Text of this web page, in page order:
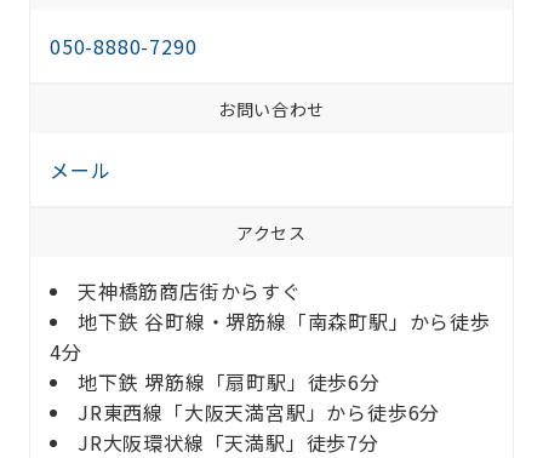
050-8880-7290
お問い合わせ
メール
アクセス
天神橋筋商店街からすぐ
地下鉄 谷町線・堺筋線「南森町駅」から徒歩
4分
地下鉄 堺筋線「扇町駅」徒歩6分
JR東西線「大阪天満宮駅」から徒歩6分
JR大阪環状線「天満駅」徒歩7分